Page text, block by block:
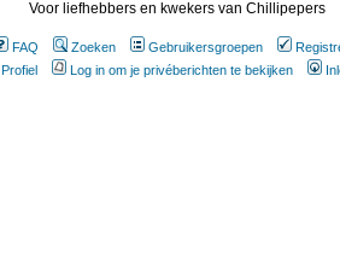
Voor liefhebbers en kwekers van Chillipepers
FAQ Zoeken Gebruikersgroepen
Profiel
Log in om je privéberichten te bekijken